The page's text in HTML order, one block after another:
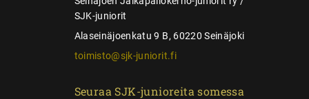
SJK-juniorit
Alaseinäjoenkatu 9 B, 60220 Seinäjoki
toimisto@sjk-juniorit.fi
Seuraa SJK-junioreita somessa